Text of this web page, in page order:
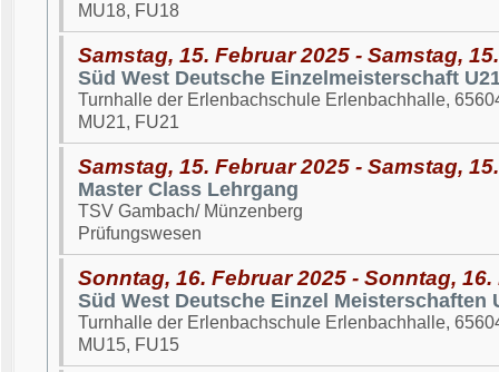
MU18, FU18
Samstag, 15. Februar 2025 - Samstag,
Süd West Deutsche Einzelmeisterschaft
Turnhalle der Erlenbachschule Erlenbachhalle,
MU21, FU21
Samstag, 15. Februar 2025 - Samstag,
Master Class Lehrgang
TSV Gambach/ Münzenberg
Prüfungswesen
Sonntag, 16. Februar 2025 - Sonntag,
Süd West Deutsche Einzel Meisterschaften
Turnhalle der Erlenbachschule Erlenbachhalle,
MU15, FU15